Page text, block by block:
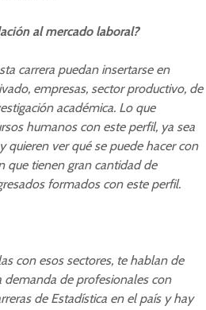
al mercado laboral?
carrera puedan insertarse en
empresas, sector productivo, de
académica. Lo que
humanos con este perfil, ya sea
quieren ver qué se puede hacer con
que tienen gran cantidad de
formados con este perfil.
con esos sectores, te hablan de
demanda de profesionales con
de Estadística en el país y hay